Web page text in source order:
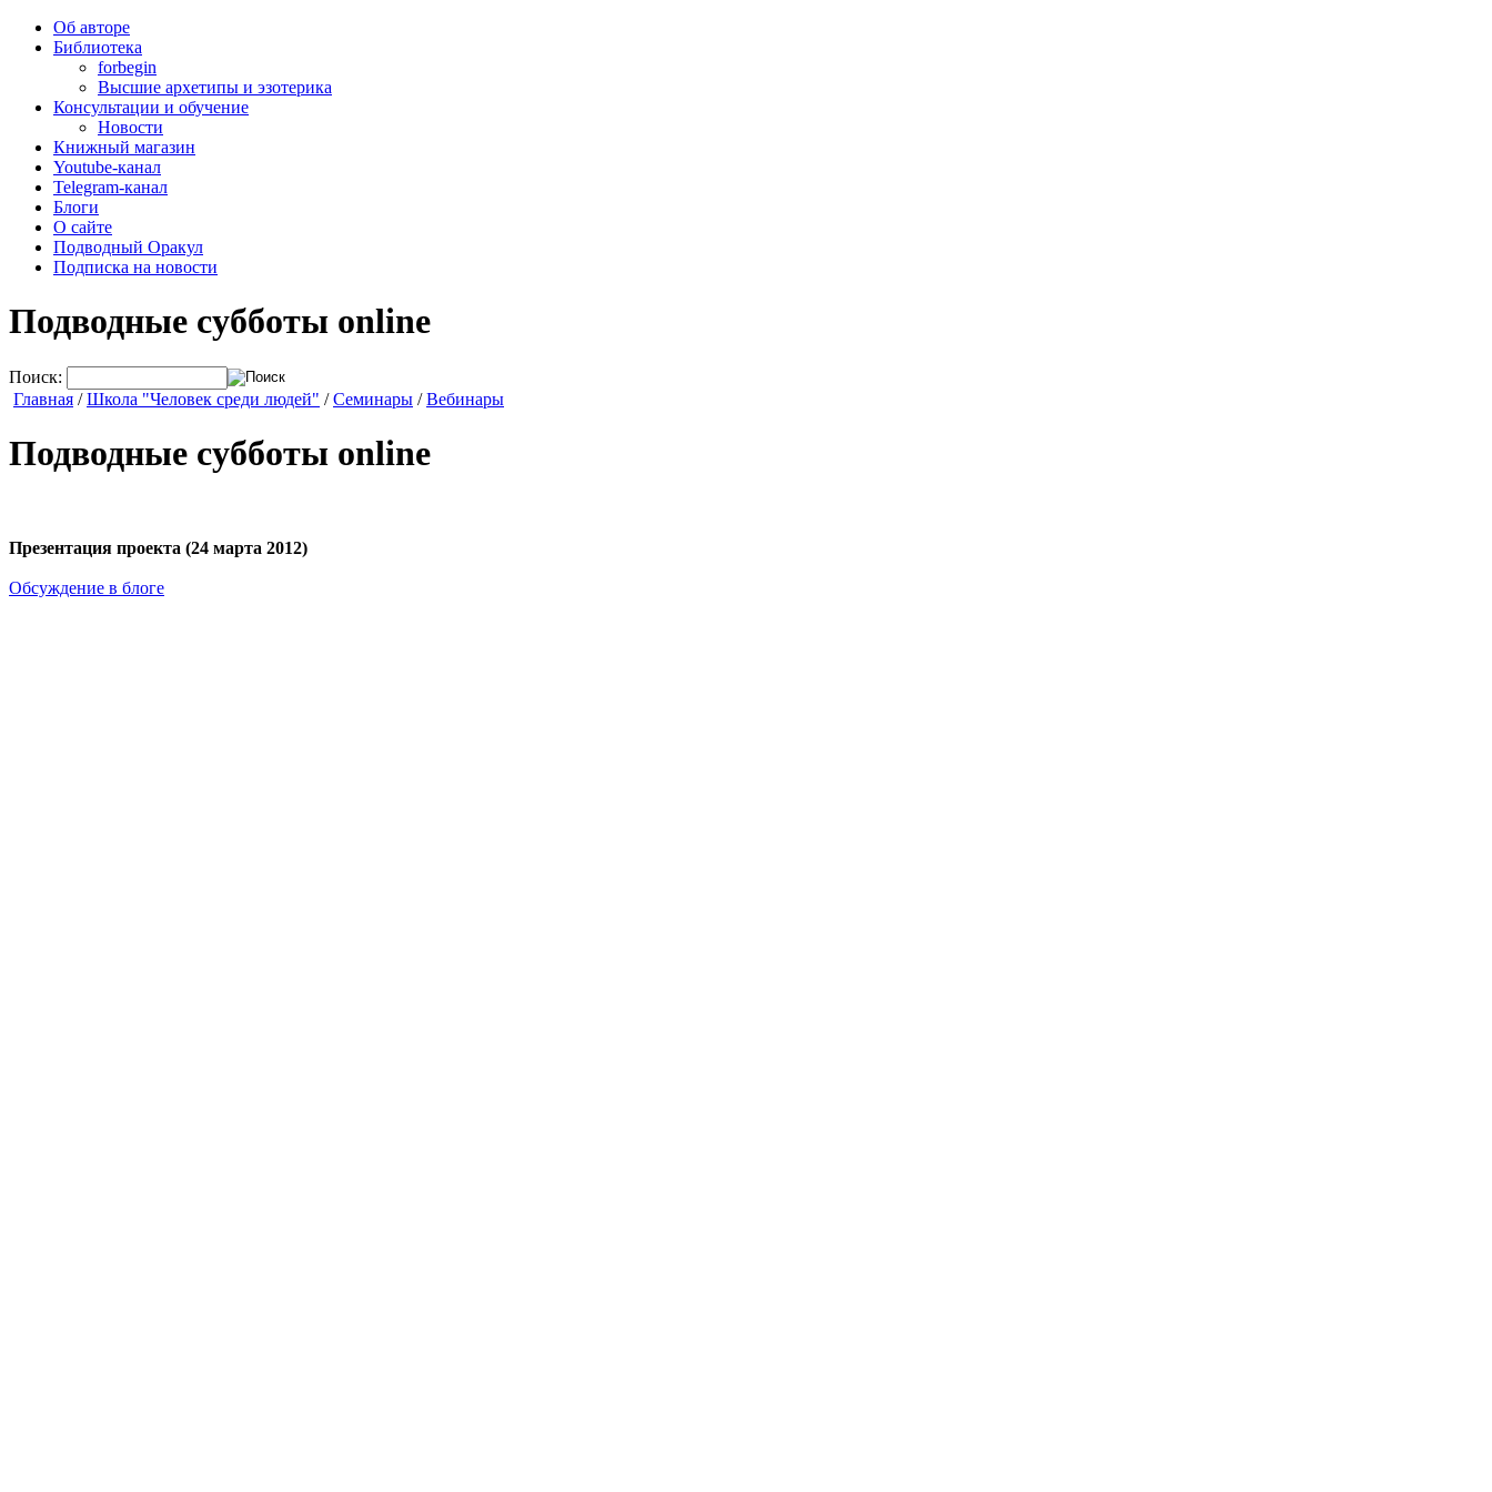
Об авторе
Библиотека
forbegin
Высшие архетипы и эзотерика
Консультации и обучение
Новости
Книжный магазин
Youtube-канал
Telegram-канал
Блоги
О сайте
Подводный Оракул
Подписка на новости
Подводные субботы online
Поиск:
Главная /Школа "Человек среди людей" /Семинары /Вебинары
Подводные субботы online
Презентация проекта (24 марта 2012)
Обсуждение в блоге